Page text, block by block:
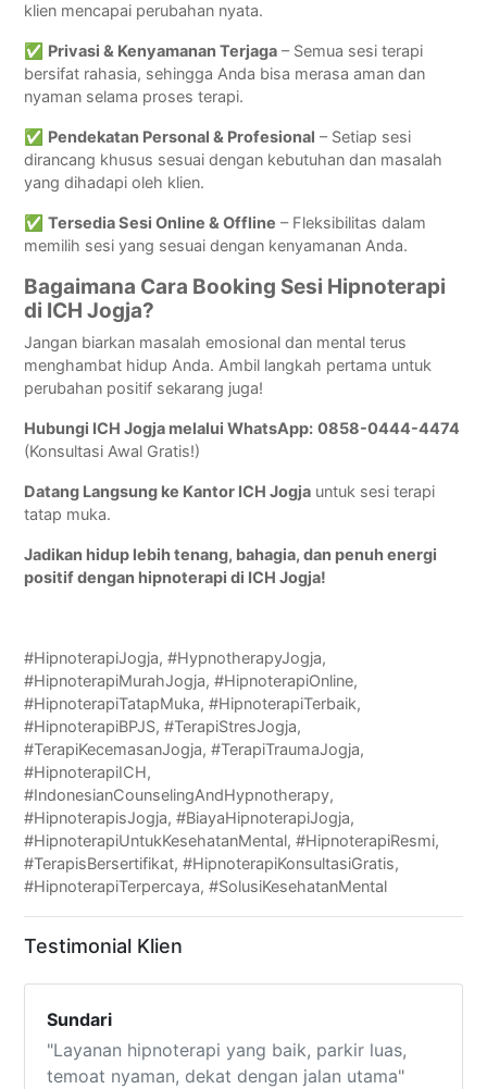
klien mencapai perubahan nyata.
✅ Privasi & Kenyamanan Terjaga – Semua sesi terapi
bersifat rahasia, sehingga Anda bisa merasa aman dan
nyaman selama proses terapi.
✅ Pendekatan Personal & Profesional – Setiap sesi
dirancang khusus sesuai dengan kebutuhan dan masalah
yang dihadapi oleh klien.
✅Tersedia Sesi Online & Offline – Fleksibilitas dalam
memilih sesi yang sesuai dengan kenyamanan Anda.
Bagaimana Cara Booking Sesi Hipnoterapi
di ICH Jogja?
Jangan biarkan masalah emosional dan mental terus
menghambat hidup Anda. Ambil langkah pertama untuk
perubahan positif sekarang juga!
Hubungi ICH Jogja melalui WhatsApp: 0858-0444-4474
(Konsultasi Awal Gratis!)
Datang Langsung ke Kantor ICH Jogja untuk sesi terapi
tatap muka.
Jadikan hidup lebih tenang, bahagia, dan penuh energi
positif dengan hipnoterapi di ICH Jogja!
#HipnoterapiJogja, #HypnotherapyJogja,
#HipnoterapiMurahJogja, #HipnoterapiOnline,
#HipnoterapiTatapMuka, #HipnoterapiTerbaik,
#HipnoterapiBPJS, #TerapiStresJogja,
#TerapiKecemasanJogja, #TerapiTraumaJogja,
#HipnoterapiICH,
#IndonesianCounselingAndHypnotherapy,
#HipnoterapisJogja, #BiayaHipnoterapiJogja,
#HipnoterapiUntukKesehatanMental, #HipnoterapiResmi,
#TerapisBersertifikat, #HipnoterapiKonsultasiGratis,
#HipnoterapiTerpercaya, #SolusiKesehatanMental
Testimonial Klien
Sundari
"Layanan hipnoterapi yang baik, parkir luas,
temoat nyaman, dekat dengan jalan utama"